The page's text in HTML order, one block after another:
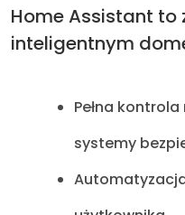
Home Assistant
inteligentnym
Pełna
systemy